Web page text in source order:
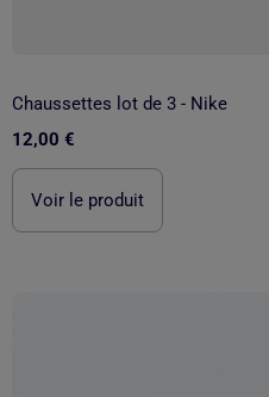
Chaussettes lot de 3 - Nike
12,00 €
Voir le produit